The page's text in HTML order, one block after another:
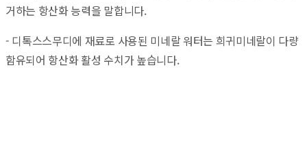
거하는 항산화 능력을 말합니다.
- 디톡스스무디에 재료로 사용된 미네랄 워터는 희귀미네랄이 다량
함유되어 항산화 활성 수치가 높습니다.